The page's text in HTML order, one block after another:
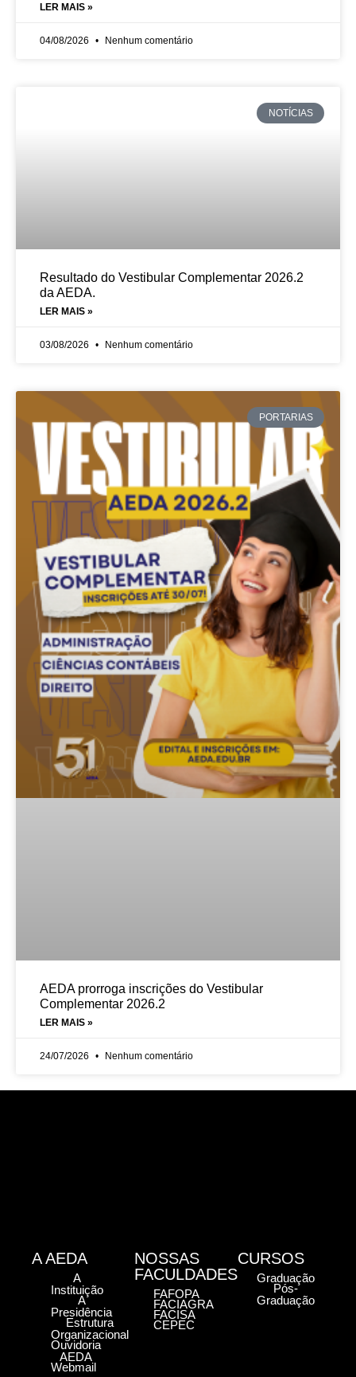
LER MAIS »
04/08/2026 Nenhum comentário
NOTÍCIAS
Resultado do Vestibular Complementar 2026.2
da AEDA.
LER MAIS »
03/08/2026 Nenhum comentário
PORTARIAS
AEDA prorroga inscrições do Vestibular
Complementar 2026.2
LER MAIS »
24/07/2026 Nenhum comentário
A AEDA
A
Instituição
A
Presidência
Estrutura
Organizacional
Ouvidoria
AEDA
Webmail
NOSSAS
FACULDADES
FAFOPA
FACIAGRA
FACISA
CEPEC
CURSOS
Graduação
Pós-
Graduação